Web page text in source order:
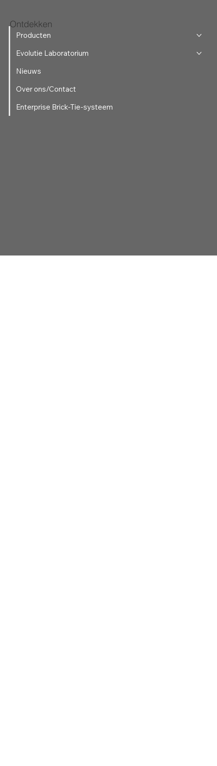
Ontdekken
Producten
Evolutie Laboratorium
Nieuws
Over ons/Contact
Enterprise Brick-Tie-systeem